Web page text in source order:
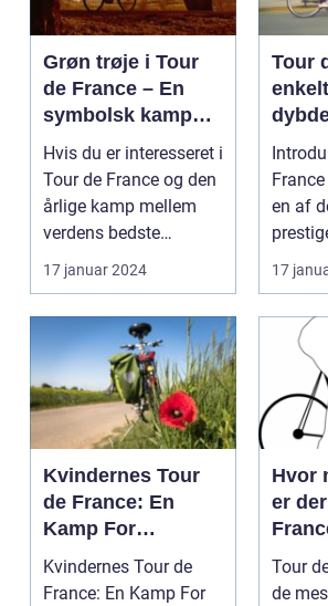
Grøn trøje i Tour
de France – En
symbolsk kamp
om point
Hvis du er interesseret i
Tour de France og den
årlige kamp mellem
verdens bedste
cykelryttere, har ...
17 januar 2024
Tour
en af
prof...
17
Kvindernes Tour
de France: En
Kamp For
Ligestilling og
Anerkendelse
Kvindernes Tour de
France: En Kamp For
Hvor
er
Tour
de